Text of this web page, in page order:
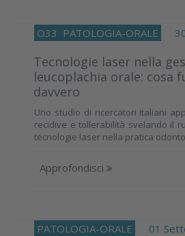
O33 PATOLOGIA-ORALE 30
Tecnologie laser nella
leucoplachia orale: cosa
davvero
Uno studio di ricercatori italiani
recidive e tollerabilità svelando il
tecnologie laser nella pratica
Approfondisci
PATOLOGIA-ORALE 01